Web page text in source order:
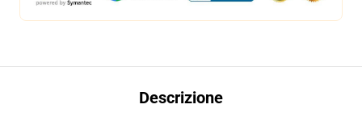
Descrizione